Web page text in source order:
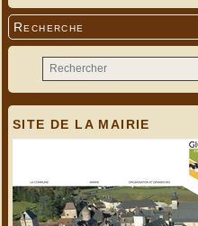
Recherche
SITE DE LA MAIRIE